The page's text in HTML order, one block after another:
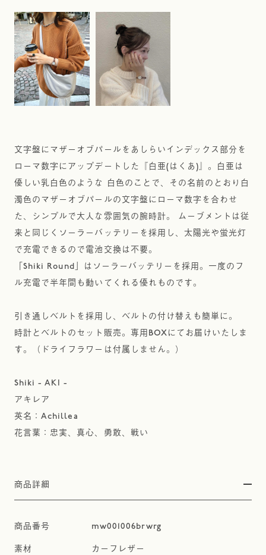
文字盤にマザーオブパールをあしらいインデックス部分を
ローマ数字にアップデートした『白亜(はくあ)』。白亜は
優しい乳白色のような 白色のことで、その名前のとおり白
濁色のマザーオブパールの文字盤にローマ数字を合わせ
た、シンプルで大人な雰囲気の腕時計。 ムーブメントは従
来と同じくソーラーバッテリーを採用し、太陽光や蛍光灯
で充電できるので電池交換は不要。
「Shiki Round」はソーラーバッテリーを採用。一度のフ
ル充電で半年間も動いてくれる優れものです。
引き通しベルトを採用し、ベルトの付け替えも簡単に。
時計とベルトのセット販売。専用BOXにてお届けいたしま
す。（ドライフラワーは付属しません。）
Shiki - AKI -
アキレア
英名：Achillea
花言葉：忠実、真心、勇敢、戦い
商品詳細
mw001006brwrg
カーフレザー